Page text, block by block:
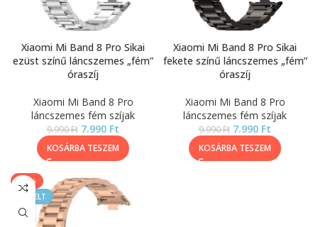
Xiaomi Mi Band 8 Pro Sikai
ezüst színű láncszemes „fém”
óraszíj
Xiaomi Mi Band 8 Pro
láncszemes fém szíjak
9.990Ft 7.990 Ft
KOSÁRBA TESZEM
Xiaomi Mi Band 8 Pro Sikai
fekete színű láncszemes „fém”
óraszíj
Xiaomi Mi Band 8 Pro
láncszemes fém szíjak
9.990Ft 7.990 Ft
KOSÁRBA TESZEM
-20%
KIEMELT